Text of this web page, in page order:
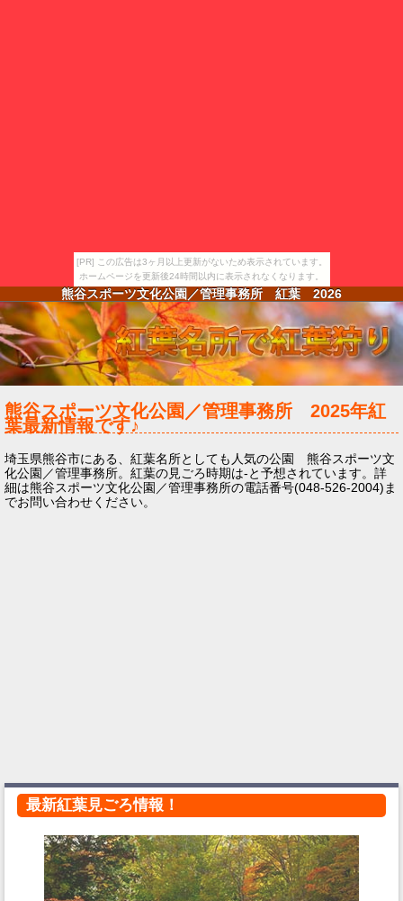
[PR] この広告は3ヶ月以上更新がないため表示されています。
ホームページを更新後24時間以内に表示されなくなります。
熊谷スポーツ文化公園／管理事務所 紅葉 2026
熊谷スポーツ文化公園／管理事務所 2025年紅
葉最新情報です♪
埼玉県熊谷市にある、紅葉名所としても人気の公園 熊谷スポーツ文
化公園／管理事務所。紅葉の見ごろ時期は-と予想されています。詳
細は熊谷スポーツ文化公園／管理事務所の電話番号(048-526-2004)ま
でお問い合わせください。
最新紅葉見ごろ情報！